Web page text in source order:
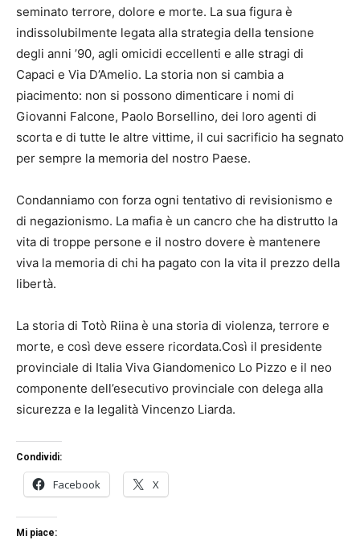
seminato terrore, dolore e morte. La sua figura è
indissolubilmente legata alla strategia della tensione
degli anni ’90, agli omicidi eccellenti e alle stragi di
Capaci e Via D’Amelio. La storia non si cambia a
piacimento: non si possono dimenticare i nomi di
Giovanni Falcone, Paolo Borsellino, dei loro agenti di
scorta e di tutte le altre vittime, il cui sacrificio ha segnato
per sempre la memoria del nostro Paese.
Condanniamo con forza ogni tentativo di revisionismo e
di negazionismo. La mafia è un cancro che ha distrutto la
vita di troppe persone e il nostro dovere è mantenere
viva la memoria di chi ha pagato con la vita il prezzo della
libertà.
La storia di Totò Riina è una storia di violenza, terrore e
morte, e così deve essere ricordata.Così il presidente
provinciale di Italia Viva Giandomenico Lo Pizzo e il neo
componente dell’esecutivo provinciale con delega alla
sicurezza e la legalità Vincenzo Liarda.
Condividi:
Facebook X
Mi piace: